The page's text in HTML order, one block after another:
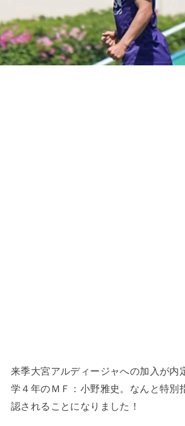
来季大宮アルディージャへの加入が内
学４年のＭＦ：小野雅史。なんと特別
認されることになりました！